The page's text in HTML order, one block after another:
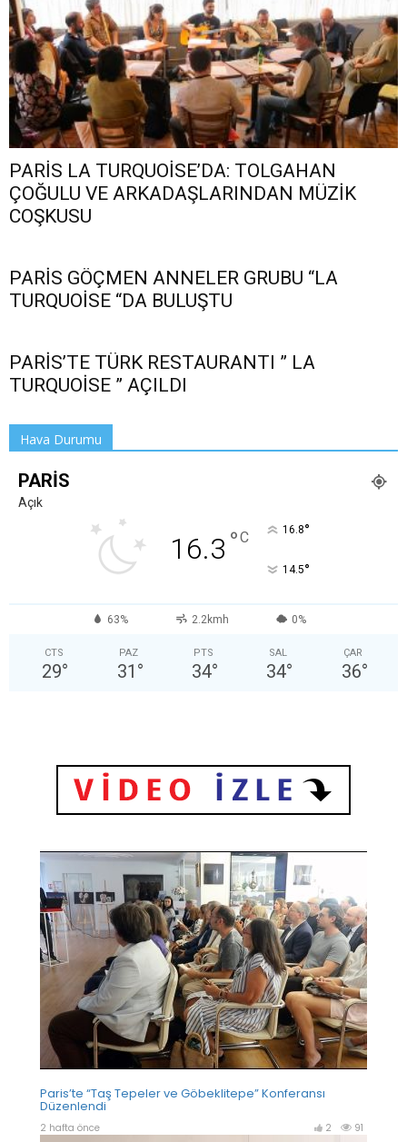
PARİS LA TURQUOİSE’DA: TOLGAHAN
ÇOĞULU VE ARKADAŞLARINDAN MÜZİK
COŞKUSU
PARİS GÖÇMEN ANNELER GRUBU “LA
TURQUOİSE “DA BULUŞTU
PARİS’TE TÜRK RESTAURANTI ” LA
TURQUOİSE ” AÇILDI
Hava Durumu
PARIS
Açık
16.3 °C 16.8°
14.5°
63% 2.2kmh 0%
CTS
29°
PAZ
31 °
PTS
34°
SAL
34°
ÇAR
36°